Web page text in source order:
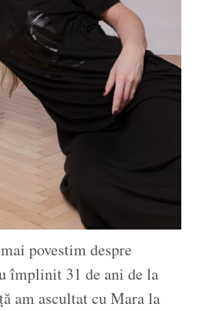
povestim despre
împlinit 31 de ani de la
am ascultat cu Mara la